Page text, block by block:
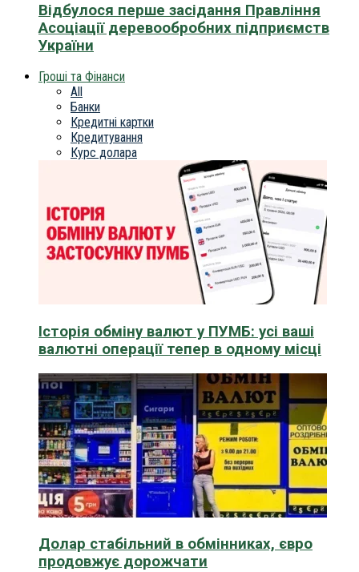
Відбулося перше засідання Правління
Асоціації деревообробних підприємств
України
Гроші та Фінанси
All
Банки
Кредитні картки
Кредитування
Курс долара
Історія обміну валют у ПУМБ: усі ваші
валютні операції тепер в одному місці
Долар стабільний в обмінниках, євро
продовжує дорожчати